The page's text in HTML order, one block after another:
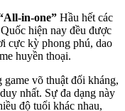
in-one” Hầu hết các
hiện nay đều được
cực kỳ phong phú, dao
huyền thoại.
võ thuật đối kháng,
nhất. Sự đa dạng này
độ tuổi khác nhau,